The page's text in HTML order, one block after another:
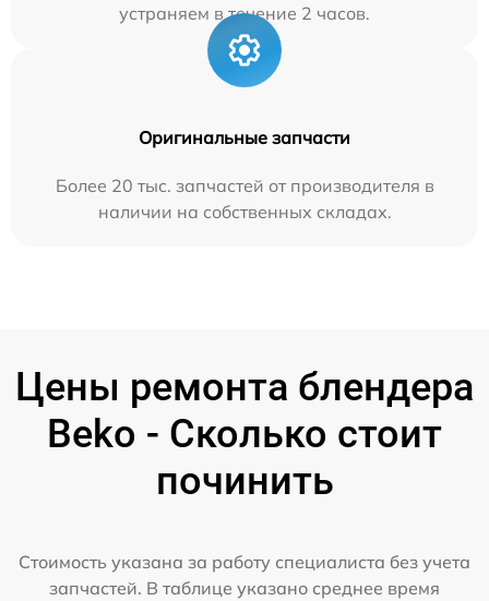
устраняем в течение 2 часов.
Оригинальные запчасти
Более 20 тыс. запчастей от производителя в
наличии на собственных складах.
Цены ремонта блендера
Beko - Сколько стоит
починить
Стоимость указана за работу специалиста без учета
запчастей. В таблице указано среднее время